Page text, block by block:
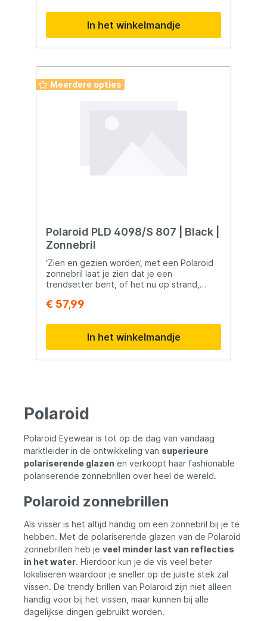
UV-A, -B en C straling.
Montuurbreedte:136mm
Neusbreedte:19mm Pootlengte:145mm
Lensbreedte:55mm Lenshoogte:42mm
In het winkelmandje
Meerdere opties
Polaroid PLD 4098/S 807 | Black |
Zonnebril
‘Zien en gezien worden’, met een Polaroid
zonnebril laat je zien dat je een
trendsetter bent, of het nu op strand,
gepolariseerde glazen van dit model wordt
water, glas of sneeuw – tegengehouden.
Polaroid Eyewear is wereldleider in
oogzorg en optiek en een toonaangevend
internationaal brillenmerk dat haar
reputatie als toonaangevend merk in
verwezenlijking in 1937 door Edwin Land
enkel maar weten te versterken. Vandaag
is Polaroid producent en distributeur van
gepolariseerde zonnebrillen, clip-ons,
suncovers en monturen wereldwijd via de
exclusieve distributeurs.
€ 57,99
In het winkelmandje
Polaroid
Polaroid Eyewear is tot op de dag van vandaag
marktleider in de ontwikkeling van superieure
polariserende glazen en verkoopt haar fashionable
polariserende zonnebrillen over heel de wereld.
Polaroid zonnebrillen
Als visser is het altijd handig om een zonnebril bij je te
hebben. Met de polariserende glazen van de Polaroid
zonnebrillen heb je veel minder last van reflecties
in het water. Hierdoor kun je de vis veel beter
lokaliseren waardoor je sneller op de juiste stek zal
vissen. De trendy brillen van Polaroid zijn niet alleen
handig voor bij het vissen, maar kunnen bij alle
dagelijkse dingen gebruikt worden.